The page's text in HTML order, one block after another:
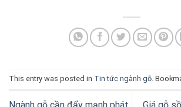
This entry was posted in Tin tức ngành gỗ.